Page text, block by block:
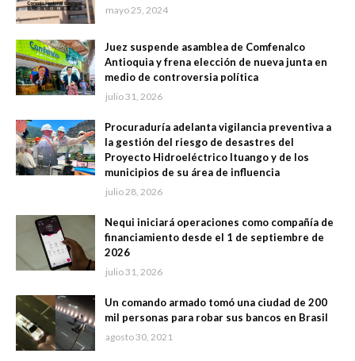
mayo 25, 2024
Juez suspende asamblea de Comfenalco
Antioquia y frena elección de nueva junta en
medio de controversia política
julio 31, 2026
Procuraduría adelanta vigilancia preventiva a
la gestión del riesgo de desastres del
Proyecto Hidroeléctrico Ituango y de los
municipios de su área de influencia
julio 28, 2026
Nequi iniciará operaciones como compañía de
financiamiento desde el 1 de septiembre de
2026
julio 31, 2026
Un comando armado tomó una ciudad de 200
mil personas para robar sus bancos en Brasil
agosto 30, 2021